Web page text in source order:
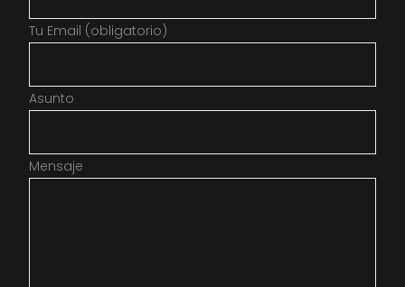
Tu Email (obligatorio)
Asunto
Mensaje